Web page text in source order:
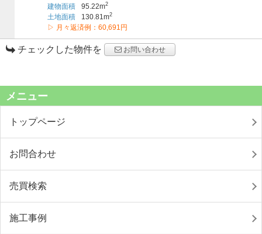
建物面積
95.22m2
土地面積 130.81m2
▷ 月々返済例：60,691円
チェックした物件を お問い合わせ
メニュー
トップページ
お問合わせ
売買検索
施工事例